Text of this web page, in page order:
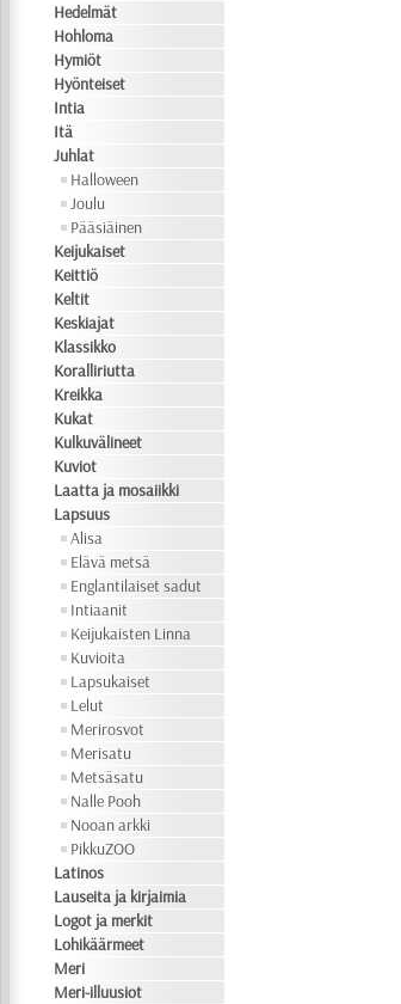
Hedelmät
Hohloma
Hymiöt
Hyönteiset
Intia
Itä
Juhlat
Halloween
Joulu
Pääsiäinen
Keijukaiset
Keittiö
Keltit
Keskiajat
Klassikko
Koralliriutta
Kreikka
Kukat
Kulkuvälineet
Kuviot
Laatta ja mosaiikki
Lapsuus
Alisa
Elävä metsä
Englantilaiset sadut
Intiaanit
Keijukaisten Linna
Kuvioita
Lapsukaiset
Lelut
Merirosvot
Merisatu
Metsäsatu
Nalle Pooh
Nooan arkki
PikkuZOO
Latinos
Lauseita ja kirjaimia
Logot ja merkit
Lohikäärmeet
Meri
Meri-illuusiot